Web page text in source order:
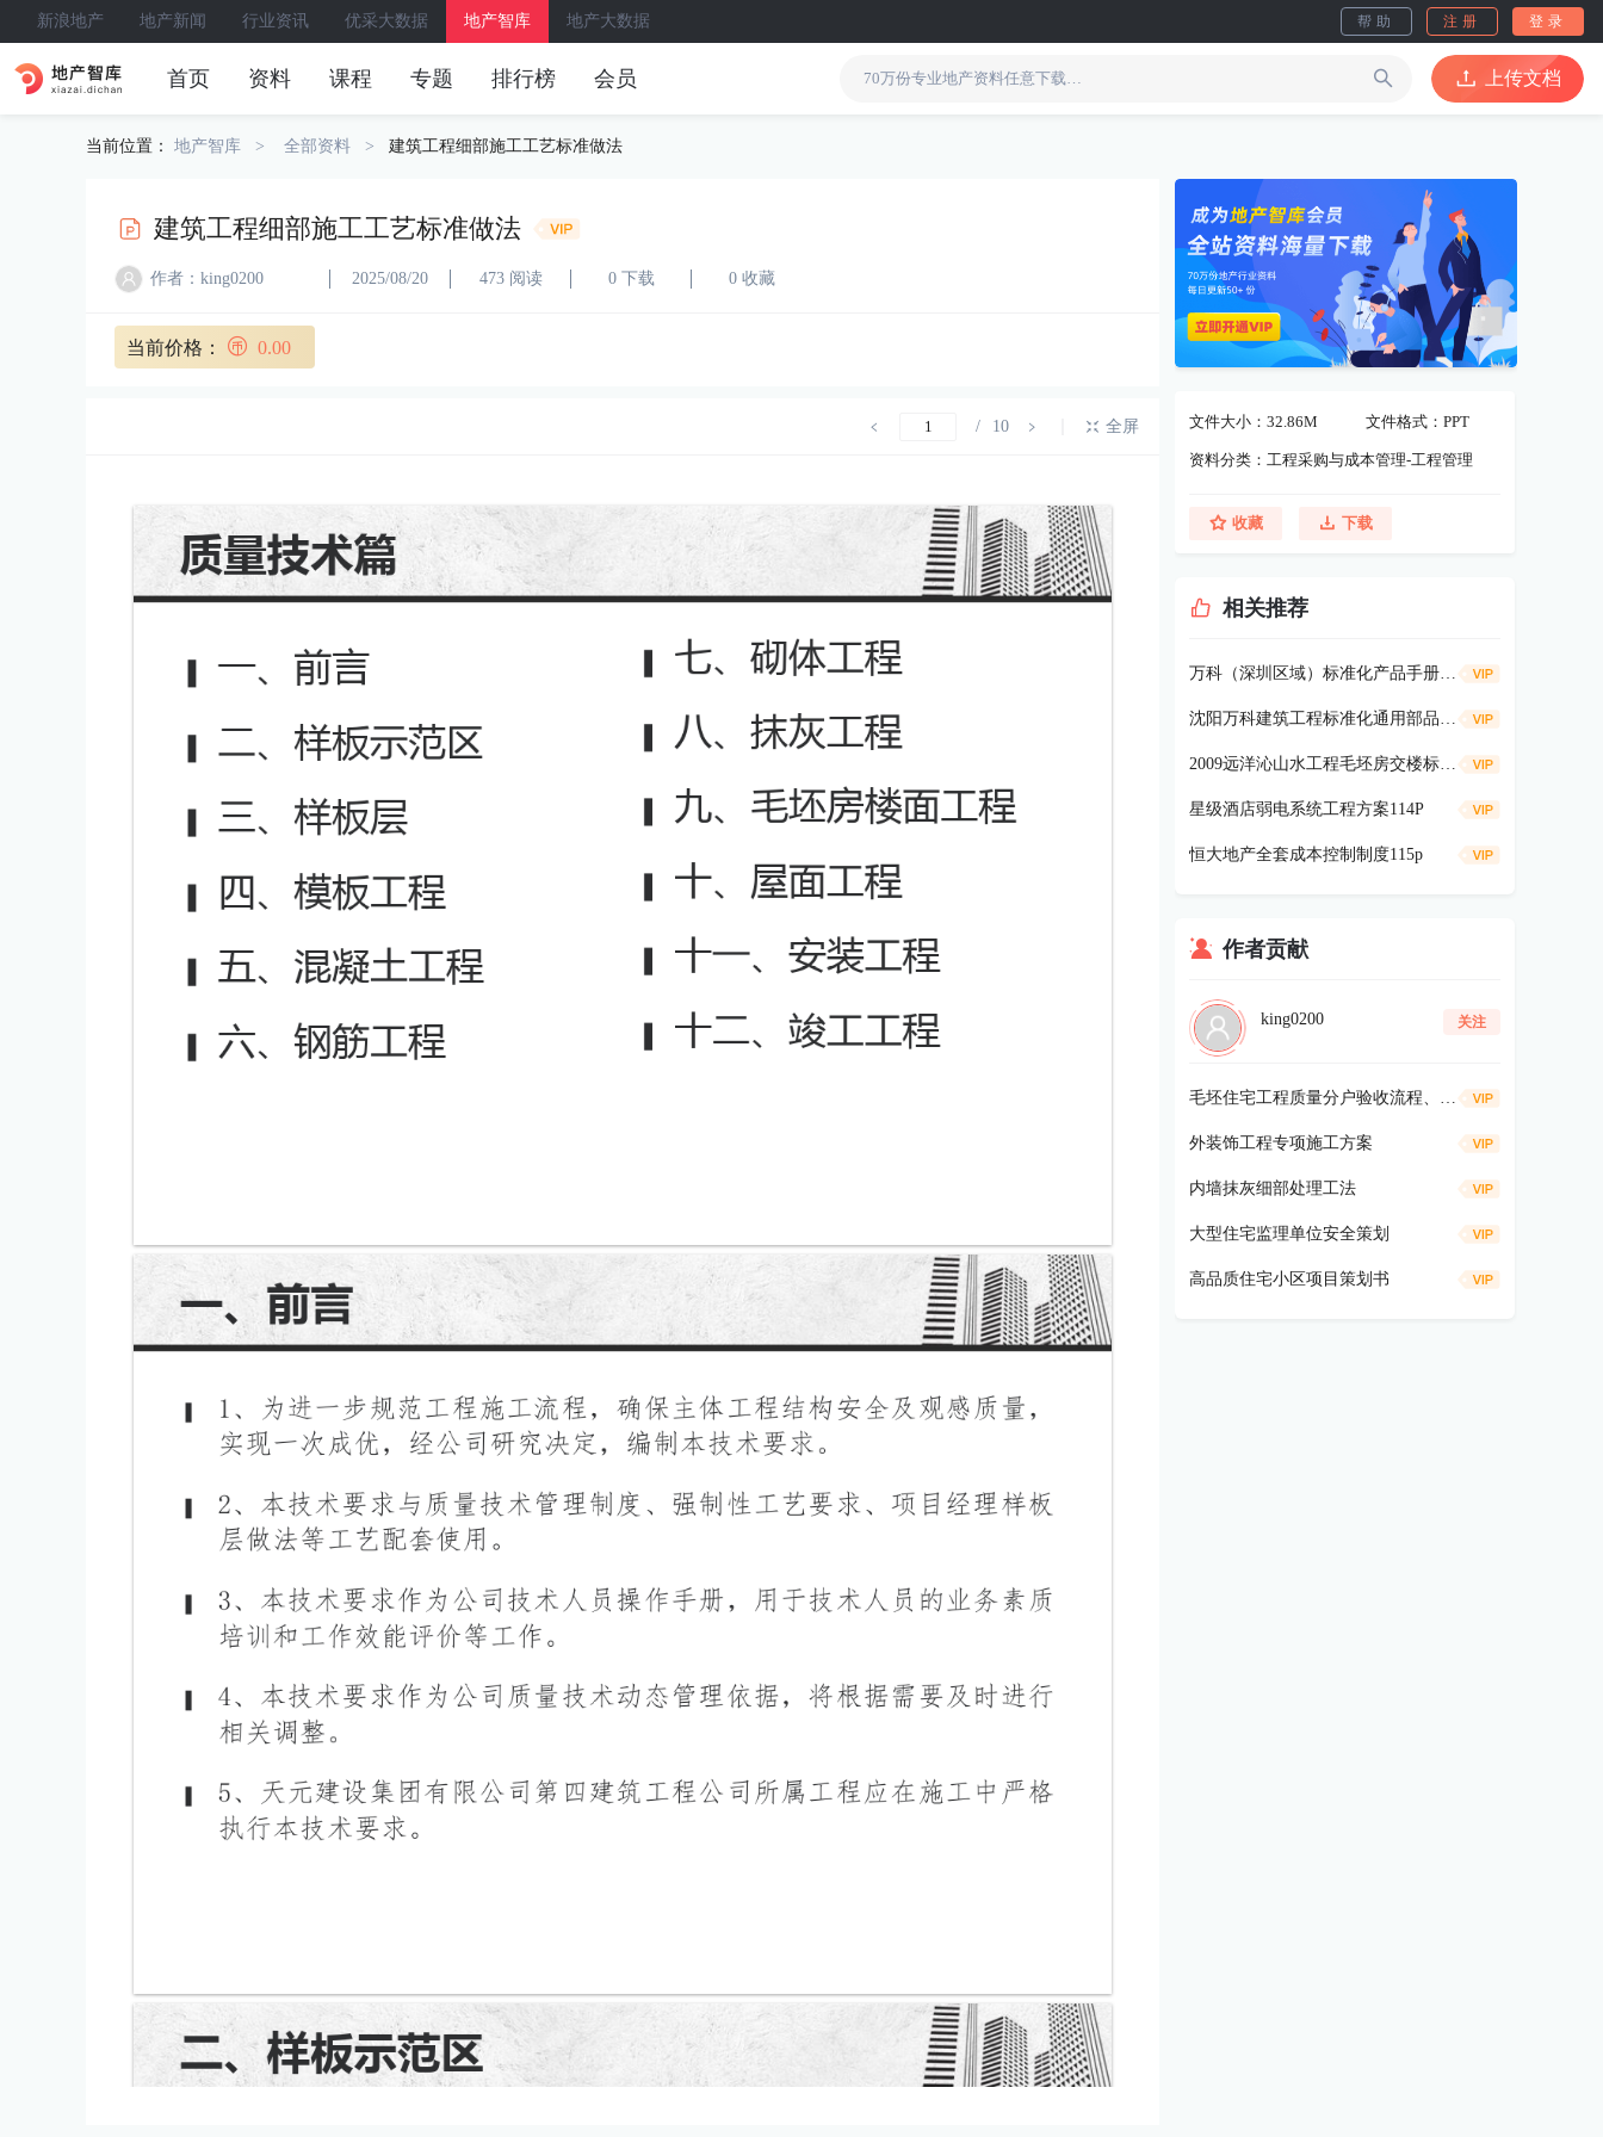
新浪地产 地产新闻 行业资讯 优采大数据 地产智库 地产大数据 帮助 注册 登录
首页 资料 课程 专题 排行榜 会员 上传文档
当前位置： 地产智库 全部资料 建筑工程细部施工工艺标准做法
建筑工程细部施工工艺标准做法
作者：king0200 2025/08/20 473 阅读 0 下载 0 收藏
当前价格： 0.00
/ 10 全屏 文件大小：32.86M 文件格式：PPT
资料分类：工程采购与成本管理-工程管理
收藏 下载
相关推荐
万科（深圳区域）标准化产品手册-景观篇127P
沈阳万科建筑工程标准化通用部品库（第一版）
2009远洋沁山水工程毛坯房交楼标准47p
星级酒店弱电系统工程方案114P
恒大地产全套成本控制制度115p
作者贡献
king0200 关注
毛坯住宅工程质量分户验收流程、仪器工具及方法要求
外装饰工程专项施工方案
内墙抹灰细部处理工法
大型住宅监理单位安全策划
高品质住宅小区项目策划书